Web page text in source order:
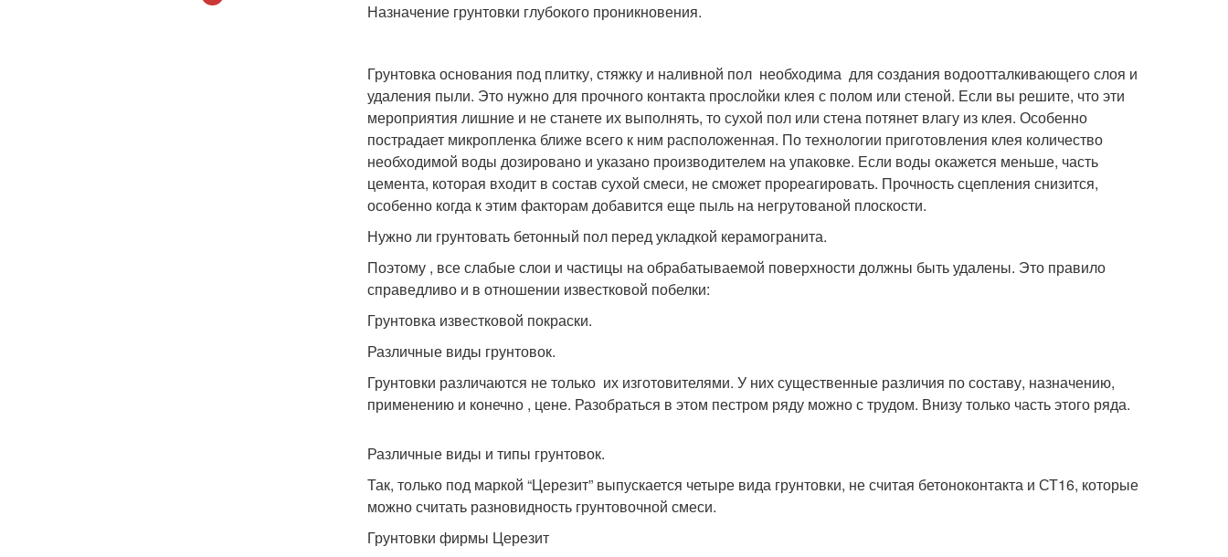
Назначение грунтовки глубокого проникновения.
Грунтовка основания под плитку, стяжку и наливной пол необходима для создания водоотталкивающего слоя и
удаления пыли. Это нужно для прочного контакта прослойки клея с полом или стеной. Если вы решите, что эти
мероприятия лишние и не станете их выполнять, то сухой пол или стена потянет влагу из клея. Особенно
пострадает микропленка ближе всего к ним расположенная. По технологии приготовления клея количество
необходимой воды дозировано и указано производителем на упаковке. Если воды окажется меньше, часть
цемента, которая входит в состав сухой смеси, не сможет прореагировать. Прочность сцепления снизится,
особенно когда к этим факторам добавится еще пыль на негрутованой плоскости.
Нужно ли грунтовать бетонный пол перед укладкой керамогранита.
Поэтому , все слабые слои и частицы на обрабатываемой поверхности должны быть удалены. Это правило
справедливо и в отношении известковой побелки:
Грунтовка известковой покраски.
Различные виды грунтовок.
Грунтовки различаются не только их изготовителями. У них существенные различия по составу, назначению,
применению и конечно , цене. Разобраться в этом пестром ряду можно с трудом. Внизу только часть этого ряда.
Различные виды и типы грунтовок.
Так, только под маркой “Церезит” выпускается четыре вида грунтовки, не считая бетоноконтакта и СТ16, которые
можно считать разновидность грунтовочной смеси.
Грунтовки фирмы Церезит